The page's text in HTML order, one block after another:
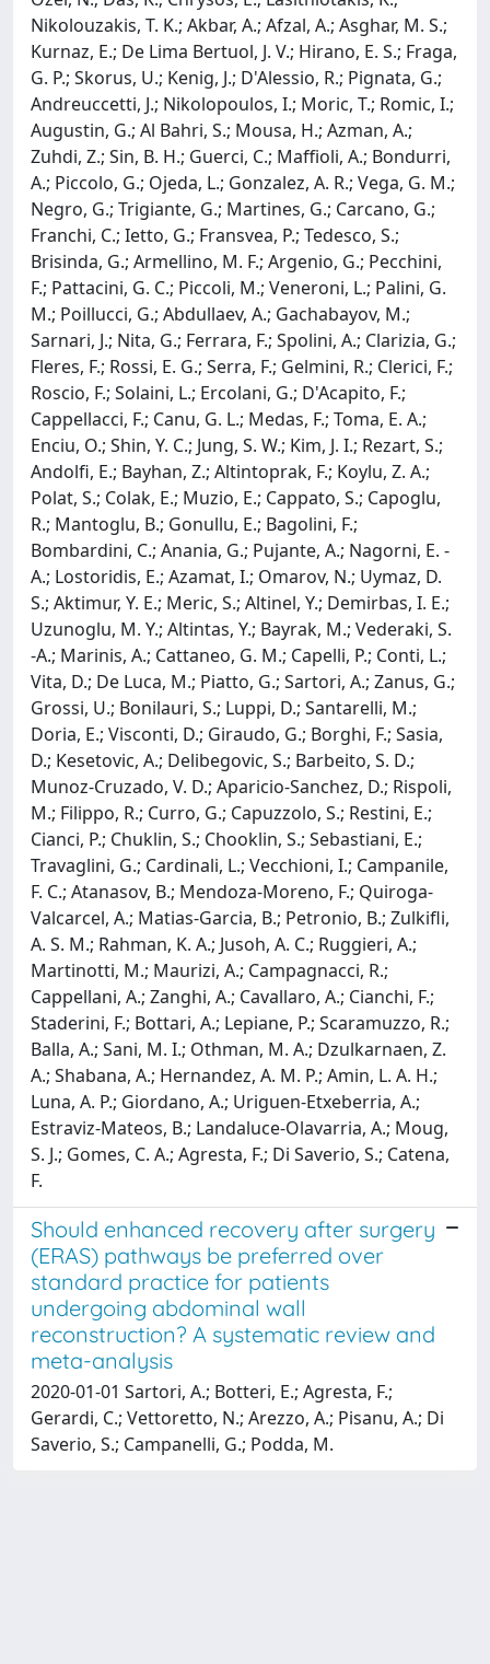
Nikolouzakis, T. K.; Akbar, A.; Afzal, A.; Asghar, M. S.;
Kurnaz, E.; De Lima Bertuol, J. V.; Hirano, E. S.; Fraga,
G. P.; Skorus, U.; Kenig, J.; D'Alessio, R.; Pignata, G.;
Andreuccetti, J.; Nikolopoulos, I.; Moric, T.; Romic, I.;
Augustin, G.; Al Bahri, S.; Mousa, H.; Azman, A.;
Zuhdi, Z.; Sin, B. H.; Guerci, C.; Maffioli, A.; Bondurri,
A.; Piccolo, G.; Ojeda, L.; Gonzalez, A. R.; Vega, G. M.;
Negro, G.; Trigiante, G.; Martines, G.; Carcano, G.;
Franchi, C.; Ietto, G.; Fransvea, P.; Tedesco, S.;
Brisinda, G.; Armellino, M. F.; Argenio, G.; Pecchini,
F.; Pattacini, G. C.; Piccoli, M.; Veneroni, L.; Palini, G.
M.; Poillucci, G.; Abdullaev, A.; Gachabayov, M.;
Sarnari, J.; Nita, G.; Ferrara, F.; Spolini, A.; Clarizia, G.;
Fleres, F.; Rossi, E. G.; Serra, F.; Gelmini, R.; Clerici, F.;
Roscio, F.; Solaini, L.; Ercolani, G.; D'Acapito, F.;
Cappellacci, F.; Canu, G. L.; Medas, F.; Toma, E. A.;
Enciu, O.; Shin, Y. C.; Jung, S. W.; Kim, J. I.; Rezart, S.;
Andolfi, E.; Bayhan, Z.; Altintoprak, F.; Koylu, Z. A.;
Polat, S.; Colak, E.; Muzio, E.; Cappato, S.; Capoglu,
R.; Mantoglu, B.; Gonullu, E.; Bagolini, F.;
Bombardini, C.; Anania, G.; Pujante, A.; Nagorni, E. -
A.; Lostoridis, E.; Azamat, I.; Omarov, N.; Uymaz, D.
S.; Aktimur, Y. E.; Meric, S.; Altinel, Y.; Demirbas, I. E.;
Uzunoglu, M. Y.; Altintas, Y.; Bayrak, M.; Vederaki, S.
-A.; Marinis, A.; Cattaneo, G. M.; Capelli, P.; Conti, L.;
Vita, D.; De Luca, M.; Piatto, G.; Sartori, A.; Zanus, G.;
Grossi, U.; Bonilauri, S.; Luppi, D.; Santarelli, M.;
Doria, E.; Visconti, D.; Giraudo, G.; Borghi, F.; Sasia,
D.; Kesetovic, A.; Delibegovic, S.; Barbeito, S. D.;
Munoz-Cruzado, V. D.; Aparicio-Sanchez, D.; Rispoli,
M.; Filippo, R.; Curro, G.; Capuzzolo, S.; Restini, E.;
Cianci, P.; Chuklin, S.; Chooklin, S.; Sebastiani, E.;
Travaglini, G.; Cardinali, L.; Vecchioni, I.; Campanile,
F. C.; Atanasov, B.; Mendoza-Moreno, F.; Quiroga-
Valcarcel, A.; Matias-Garcia, B.; Petronio, B.; Zulkifli,
A. S. M.; Rahman, K. A.; Jusoh, A. C.; Ruggieri, A.;
Martinotti, M.; Maurizi, A.; Campagnacci, R.;
Cappellani, A.; Zanghi, A.; Cavallaro, A.; Cianchi, F.;
Staderini, F.; Bottari, A.; Lepiane, P.; Scaramuzzo, R.;
Balla, A.; Sani, M. I.; Othman, M. A.; Dzulkarnaen, Z.
A.; Shabana, A.; Hernandez, A. M. P.; Amin, L. A. H.;
Luna, A. P.; Giordano, A.; Uriguen-Etxeberria, A.;
Estraviz-Mateos, B.; Landaluce-Olavarria, A.; Moug,
S. J.; Gomes, C. A.; Agresta, F.; Di Saverio, S.; Catena,
F.
Should enhanced recovery after surgery
(ERAS) pathways be preferred over
standard practice for patients
undergoing abdominal wall
reconstruction? A systematic review and
meta-analysis
2020-01-01 Sartori, A.; Botteri, E.; Agresta, F.;
Gerardi, C.; Vettoretto, N.; Arezzo, A.; Pisanu, A.; Di
Saverio, S.; Campanelli, G.; Podda, M.